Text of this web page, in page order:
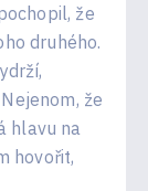
že
druhého.
že
hlavu na
hovořit,